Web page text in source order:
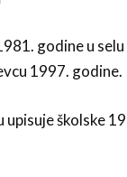
godine u
1997. godine.
školske